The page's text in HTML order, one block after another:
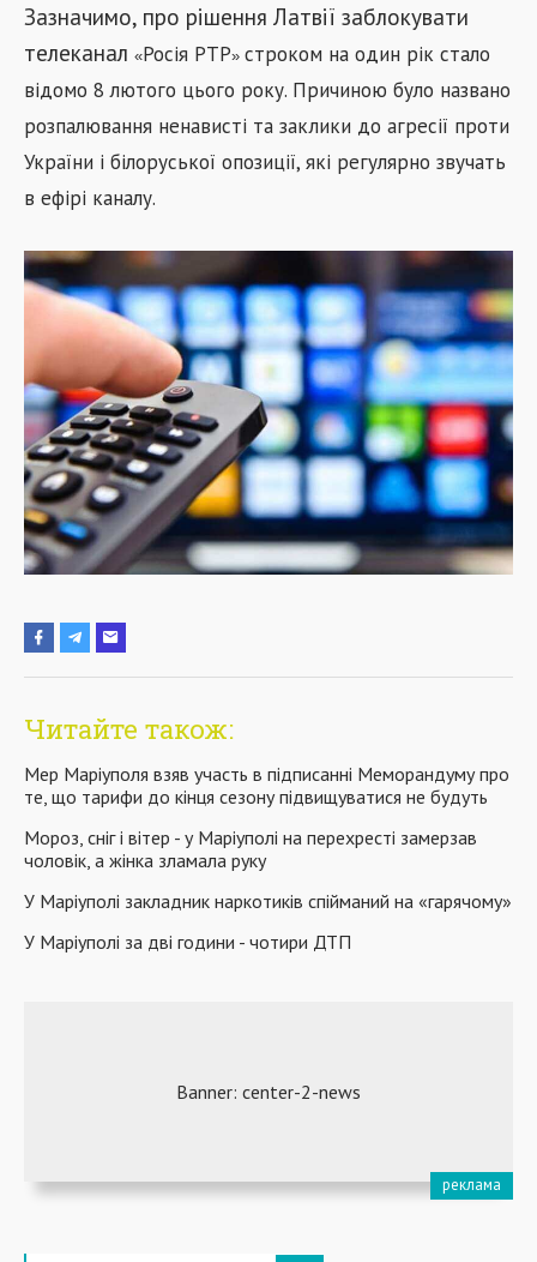
Зазначимо, про рішення Латвії заблокувати
телеканал «Росія РТР» строком на один рік стало
відомо 8 лютого цього року. Причиною було названо
розпалювання ненависті та заклики до агресії проти
України і білоруської опозиції, які регулярно звучать
в ефірі каналу.
Читайте також:
Мер Маріуполя взяв участь в підписанні Меморандуму про
те, що тарифи до кінця сезону підвищуватися не будуть
Мороз, сніг і вітер - у Маріуполі на перехресті замерзав
чоловік, а жінка зламала руку
У Маріуполі закладник наркотиків спійманий на «гарячому»
У Маріуполі за дві години - чотири ДТП